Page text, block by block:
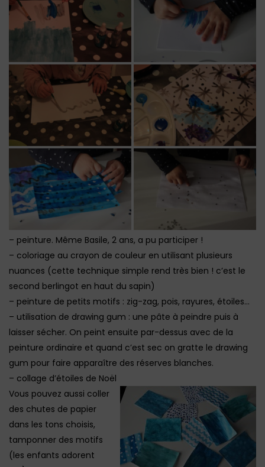
– peinture. Même Basile, 2 ans, a pu participer !
– coloriage au crayon de couleur en utilisant plusieurs
nuances (cette technique simple rend très bien ! c’est le
second berlingot en haut du sapin)
– peinture de petits motifs : zig-zag, pois, rayures, étoiles…
– utilisation de drawing gum : une pâte à peindre puis à
laisser sécher. On peint ensuite par-dessus avec de la
peinture ordinaire et quand c’est sec on gratte le drawing
gum pour faire apparaître des réserves blanches.
– collage d’étoiles de Noël
Vous pouvez aussi coller
des chutes de papier
dans les tons choisis,
tamponner des motifs
(les enfants adorent